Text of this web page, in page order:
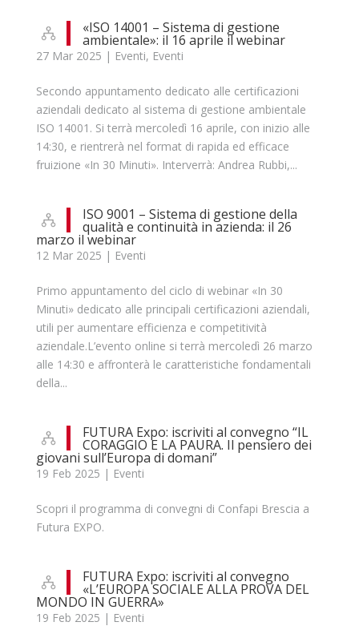
«ISO 14001 – Sistema di gestione
ambientale»: il 16 aprile il webinar
27 Mar 2025 | Eventi, Eventi
Secondo appuntamento dedicato alle certificazioni
aziendali dedicato al sistema di gestione ambientale
ISO 14001. Si terrà mercoledì 16 aprile, con inizio alle
14:30, e rientrerà nel format di rapida ed efficace
fruizione «In 30 Minuti». Interverrà: Andrea Rubbi,...
ISO 9001 – Sistema di gestione della
qualità e continuità in azienda: il 26
marzo il webinar
12 Mar 2025 | Eventi
Primo appuntamento del ciclo di webinar «In 30
Minuti» dedicato alle principali certificazioni aziendali,
utili per aumentare efficienza e competitività
aziendale.L’evento online si terrà mercoledì 26 marzo
alle 14:30 e affronterà le caratteristiche fondamentali
della...
FUTURA Expo: iscriviti al convegno “IL
CORAGGIO E LA PAURA. Il pensiero dei
giovani sull’Europa di domani”
19 Feb 2025 | Eventi
Scopri il programma di convegni di Confapi Brescia a
Futura EXPO.
FUTURA Expo: iscriviti al convegno
«L’EUROPA SOCIALE ALLA PROVA DEL
MONDO IN GUERRA»
19 Feb 2025 | Eventi